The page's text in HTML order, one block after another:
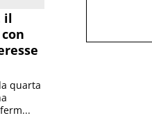
il
quarta